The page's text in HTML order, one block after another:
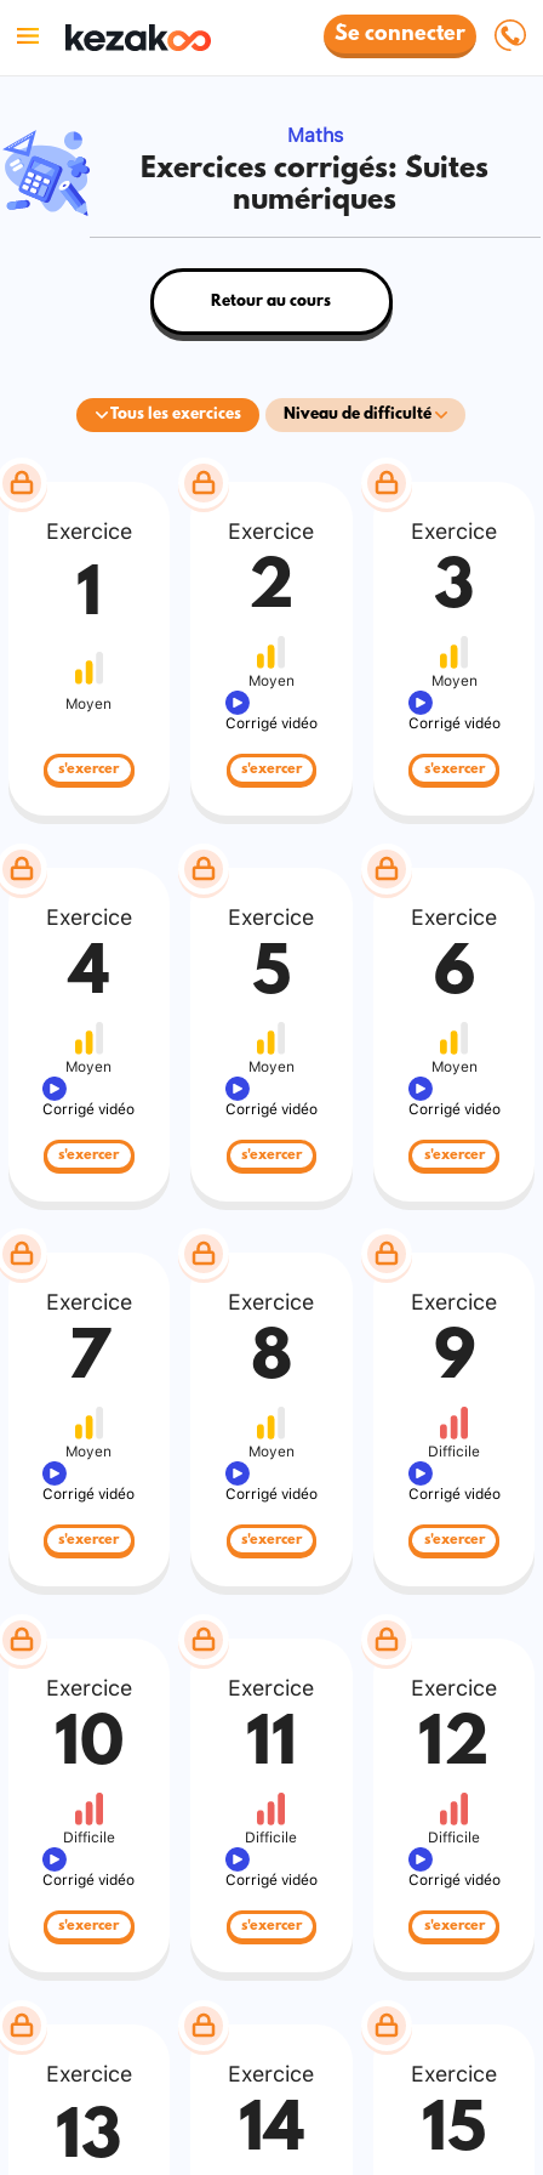
Se connecter
Maths
Exercices corrigés: Suites
numériques
Tous les exercices Niveau de difficulté
Retour au cours
Exercice
1
Moyen
s'exercer
Exercice
2
Moyen
Corrigé vidéo
s'exercer
Exercice
3
Moyen
Corrigé vidéo
s'exercer
Exercice
4
Moyen
Corrigé vidéo
s'exercer
Exercice
5
Moyen
Corrigé vidéo
s'exercer
Exercice
6
Moyen
Corrigé vidéo
s'exercer
Exercice
7
Moyen
Corrigé vidéo
s'exercer
Exercice
8
Moyen
Corrigé vidéo
s'exercer
Exercice
9
Difficile
Corrigé vidéo
s'exercer
Exercice
10
Difficile
Corrigé vidéo
s'exercer
Exercice
11
Difficile
Corrigé vidéo
s'exercer
Exercice
12
Difficile
Corrigé vidéo
s'exercer
Exercice
13
Exercice
14
Exercice
15